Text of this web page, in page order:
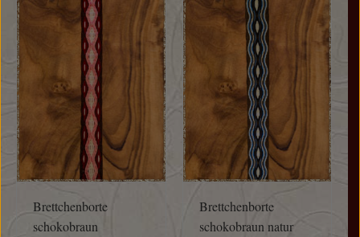
Brettchenborte
schokobraun
Brettchenborte
schokobraun natur